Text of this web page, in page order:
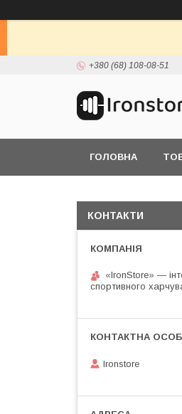
+380 (68) 108-08-51
ГОЛОВНА
КОНТАКТИ
«IronStore» —
спортивного
Ironstore